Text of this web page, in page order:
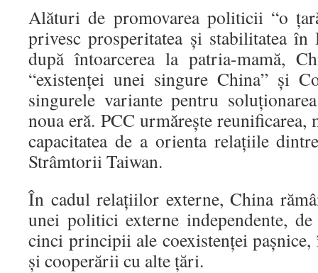
Alături de promovarea politicii “o
privesc prosperitatea și stabilitatea
după întoarcerea la patria-mamă,
“existenței unei singure China” și
singurele variante pentru
noua eră. PCC urmărește
capacitatea de a orienta relațiile
Strâmtorii Taiwan.
În cadul relațiilor externe, China
unei politici externe independente,
cinci principii ale coexistenței
și cooperării cu alte țări.